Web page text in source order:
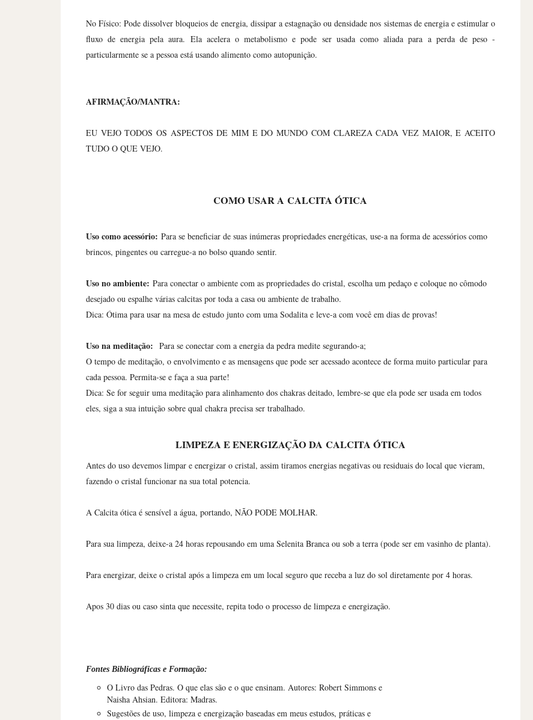
No Físico: Pode dissolver bloqueios de energia, dissipar a estagnação ou densidade nos sistemas de energia e estimular o
fluxo de energia pela aura. Ela acelera o metabolismo e pode ser usada como aliada para a perda de peso -
particularmente se a pessoa está usando alimento como autopunição.
AFIRMAÇÃO/MANTRA:
EU VEJO TODOS OS ASPECTOS DE MIM E DO MUNDO COM CLAREZA CADA VEZ MAIOR, E ACEITO
TUDO O QUE VEJO.
COMO USAR ACALCITA ÓTICA
Uso como acessório: Para se beneficiar de suas inúmeras propriedades energéticas, use-a na forma de acessórios como
brincos, pingentes ou carregue-a no bolso quando sentir.
Uso no ambiente: Para conectar o ambiente com as propriedades do cristal, escolha um pedaço e coloque no cômodo
desejado ou espalhe várias calcitas por toda a casa ou ambiente de trabalho.
Dica: Ótima para usar na mesa de estudo junto com uma Sodalita e leve-a com você em dias de provas!
Uso na meditação: Para se conectar com a energia da pedra medite segurando-a;
O tempo de meditação, o envolvimento e as mensagens que pode ser acessado acontece de forma muito particular para
cada pessoa. Permita-se e faça a sua parte!
Dica: Se for seguir uma meditação para alinhamento dos chakras deitado, lembre-se que ela pode ser usada em todos
eles, siga a sua intuição sobre qual chakra precisa ser trabalhado.
LIMPEZA E ENERGIZAÇÃO DA CALCITA ÓTICA
Antes do uso devemos limpar e energizar o cristal, assim tiramos energias negativas ou residuais do local que vieram,
fazendo o cristal funcionar na sua total potencia.
A Calcita ótica é sensível a água, portando, NÃO PODE MOLHAR.
Para sua limpeza, deixe-a 24 horas repousando em uma Selenita Branca ou sob a terra (pode ser em vasinho de planta).
Para energizar, deixe o cristal após a limpeza em um local seguro que receba a luz do sol diretamente por 4 horas.
Apos 30 dias ou caso sinta que necessite, repita todo o processo de limpeza e energização.
Fontes Bibliográficas e Formação:
O Livro das Pedras. O que elas são e o que ensinam. Autores: Robert Simmons e
Naisha Ahsian. Editora: Madras.
Sugestões de uso, limpeza e energização baseadas em meus estudos, práticas e